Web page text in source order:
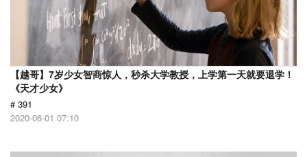
【越哥】7岁少女智商惊人，秒杀大学教授，上学第一天就要退学！
《天才少女》
# 391
2020-06-01 07:10